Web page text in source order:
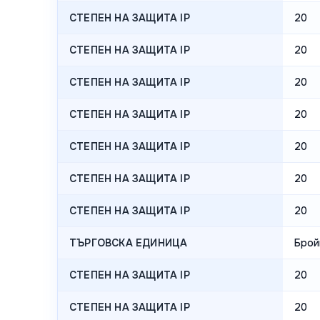
СТЕПЕН НА ЗАЩИТА IP 20
СТЕПЕН НА ЗАЩИТА IP 20
СТЕПЕН НА ЗАЩИТА IP 20
СТЕПЕН НА ЗАЩИТА IP 20
СТЕПЕН НА ЗАЩИТА IP 20
СТЕПЕН НА ЗАЩИТА IP 20
СТЕПЕН НА ЗАЩИТА IP 20
ТЪРГОВСКА ЕДИНИЦА
СТЕПЕН НА ЗАЩИТА IP 20
СТЕПЕН НА ЗАЩИТА IP 20